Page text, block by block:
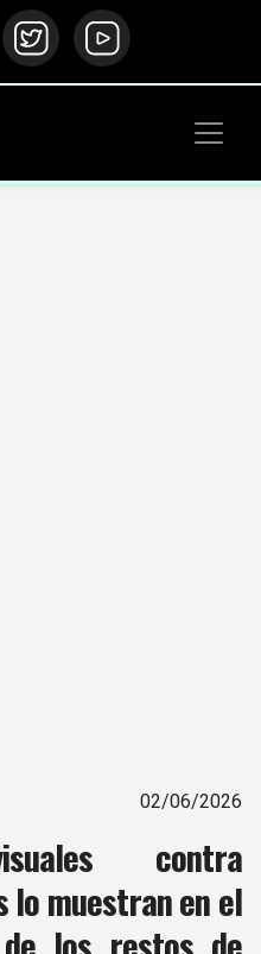
02/06/2026
contra
lo muestran en el